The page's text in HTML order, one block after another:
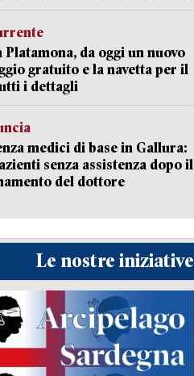
Platamona, da oggi un nuovo
gratuito e la navetta per il
i dettagli
medici di base in Gallura:
senza assistenza dopo il
del dottore
Le nostre iniziative